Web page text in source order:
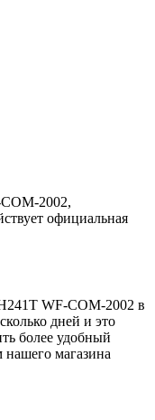
2002,
официальная
WF-COM-2002 в
дней и это
более удобный
магазина